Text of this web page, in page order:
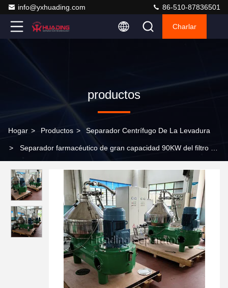
info@yxhuading.com 86-510-87836501
Charlar
productos
Hogar > Productos > Separador Centrífugo De La Levadura
> Separador farmacéutico de gran capacidad 90KW del filtro de